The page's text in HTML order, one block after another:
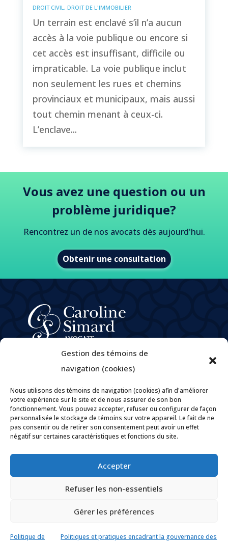
Gestion des témoins de
navigation (cookies)
Nous utilisons des témoins de navigation (cookies) afin d'améliorer
votre expérience sur le site et de nous assurer de son bon
fonctionnement. Vous pouvez accepter, refuser ou configurer de façon
personnalisée le stockage de témoins sur votre appareil. Le fait de ne
pas consentir ou de retirer son consentement peut avoir un effet
négatif sur certaines caractéristiques et fonctions du site.
Accepter
Refuser les non-essentiels
Gérer les préférences
Politique de Politiques et pratiques encadrant la gouvernance des
DROIT CIVIL, DROIT DE L'IMMOBILIER
Un terrain est enclavé s’il n’a aucun
accès à la voie publique ou encore si
cet accès est insuffisant, difficile ou
impraticable. La voie publique inclut
non seulement les rues et chemins
provinciaux et municipaux, mais aussi
tout chemin menant à ceux-ci.
L’enclave...
Vous avez une question ou un
problème juridique?
Rencontrez un de nos avocats dès aujourd'hui.
Obtenir une consultation
Domaines de pratique
Carrières
Politique de confidentialité
Politiques et pratiques encadrant la gouvernance des
renseignements personnels
Contact
Par courriel
Tél : 819 205-1094
Messenger Contact